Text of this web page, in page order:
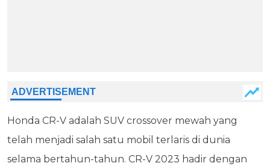
Honda CR-V adalah SUV crossover mewah yang
telah menjadi salah satu mobil terlaris di dunia
selama bertahun-tahun. CR-V 2023 hadir dengan